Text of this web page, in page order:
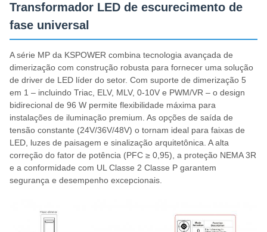
Transformador LED de escurecimento de
fase universal
A série MP da KSPOWER combina tecnologia avançada de
dimerização com construção robusta para fornecer uma solução
de driver de LED líder do setor. Com suporte de dimerização 5
em 1 – incluindo Triac, ELV, MLV, 0-10V e PWM/VR – o design
bidirecional de 96 W permite flexibilidade máxima para
instalações de iluminação premium. As opções de saída de
tensão constante (24V/36V/48V) o tornam ideal para faixas de
LED, luzes de paisagem e sinalização arquitetônica. A alta
correção do fator de potência (PFC ≥ 0,95), a proteção NEMA 3R
e a conformidade com UL Classe 2 Classe P garantem
segurança e desempenho excepcionais.